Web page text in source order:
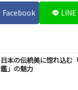
Facebook LINE
日本の伝統美に惚れ込む
鑑」の魅力